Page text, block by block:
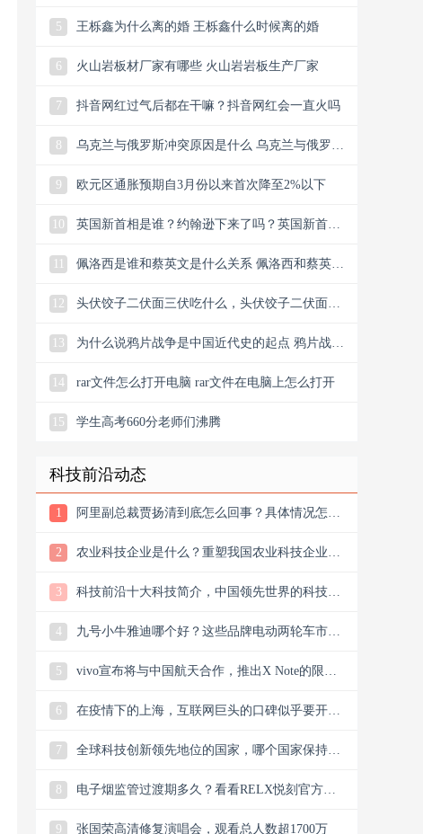
5
王栎鑫为什么离的婚 王栎鑫什么时候离的婚
6 火山岩板材厂家有哪些 火山岩岩板生产厂家
7 抖音网红过气后都在干嘛？抖音网红会一直火吗
8
乌克兰与俄罗斯冲突原因是什么 乌克兰与俄罗斯
9
欧元区通胀预期自3月份以来首次降至2%以下
10
英国新首相是谁？约翰逊下来了吗？英国新首相
佩洛西是谁和蔡英文是什么关系 佩洛西和蔡英文
12
头伏饺子二伏面三伏吃什么，头伏饺子二伏面三
13
为什么说鸦片战争是中国近代史的起点 鸦片战争
14
rar文件怎么打开电脑 rar文件在电脑上怎么打开
15 学生高考660分老师们沸腾
科技前沿动态
1
阿里副总裁贾扬清到底怎么回事？具体情况怎么
2
农业科技企业是什么？重塑我国农业科技企业版
3
科技前沿十大科技简介，中国领先世界的科技创
4
九号小牛雅迪哪个好？这些品牌电动两轮车市场
5
vivo宣布将与中国航天合作，推出X Note的限量
6
在疫情下的上海，互联网巨头的口碑似乎要开始
7
全球科技创新领先地位的国家，哪个国家保持科
8
电子烟监管过渡期多久？看看RELX悦刻官方微
9
张国荣高清修复演唱会，观看总人数超1700万